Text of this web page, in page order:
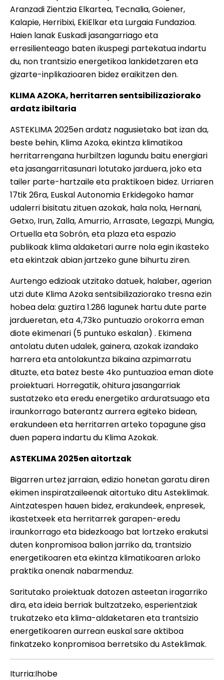
Aranzadi Zientzia Elkartea, Tecnalia, Goiener,
Kalapie, Herribixi, EkiElkar eta Lurgaia Fundazioa.
Haien lanak Euskadi jasangarriago eta
erresilienteago baten ikuspegi partekatua indartu
du, non trantsizio energetikoa lankidetzaren eta
gizarte-inplikazioaren bidez eraikitzen den.
KLIMA AZOKA, herritarren sentsibilizaziorako
ardatz ibiltaria
ASTEKLIMA 2025en ardatz nagusietako bat izan da,
beste behin, Klima Azoka, ekintza klimatikoa
herritarrengana hurbiltzen lagundu baitu energiari
eta jasangarritasunari lotutako jarduera, joko eta
tailer parte-hartzaile eta praktikoen bidez. Urriaren
17tik 26ra, Euskal Autonomia Erkidegoko hamar
udalerri bisitatu zituen azokak, hala nola, Hernani,
Getxo, Irun, Zalla, Amurrio, Arrasate, Legazpi, Mungia,
Ortuella eta Sobrón, eta plaza eta espazio
publikoak klima aldaketari aurre nola egin ikasteko
eta ekintzak abian jartzeko gune bihurtu ziren.
Aurtengo edizioak utzitako datuek, halaber, agerian
utzi dute Klima Azoka sentsibilizaziorako tresna ezin
hobea dela: guztira 1.286 lagunek hartu dute parte
jardueretan, eta 4,73ko puntuazio orokorra eman
diote ekimenari (5 puntuko eskalan) . Ekimena
antolatu duten udalek, gainera, azokak izandako
harrera eta antolakuntza bikaina azpimarratu
dituzte, eta batez beste 4ko puntuazioa eman diote
proiektuari. Horregatik, ohitura jasangarriak
sustatzeko eta eredu energetiko arduratsuago eta
iraunkorrago baterantz aurrera egiteko bidean,
erakundeen eta herritarren arteko topagune gisa
duen papera indartu du Klima Azokak.
ASTEKLIMA 2025en aitortzak
Bigarren urtez jarraian, edizio honetan garatu diren
ekimen inspiratzaileenak aitortuko ditu Asteklimak.
Aintzatespen hauen bidez, erakundeek, enpresek,
ikastetxeek eta herritarrek garapen-eredu
iraunkorrago eta bidezkoago bat lortzeko erakutsi
duten konpromisoa balion jarriko da, trantsizio
energetikoaren eta ekintza klimatikoaren arloko
praktika onenak nabarmenduz.
Saritutako proiektuak datozen asteetan iragarriko
dira, eta ideia berriak bultzatzeko, esperientziak
trukatzeko eta klima-aldaketaren eta trantsizio
energetikoaren aurrean euskal sare aktiboa
finkatzeko konpromisoa berretsiko du Asteklimak.
Iturria:Ihobe